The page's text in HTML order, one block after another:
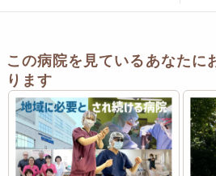
この病院を見ているあなたに
ります